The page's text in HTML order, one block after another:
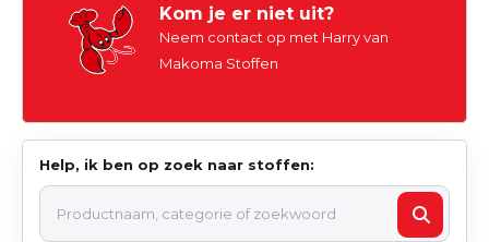
Kom je er niet uit?
Neem contact op met Harry van
Makoma Stoffen
Help, ik ben op zoek naar stoffen: